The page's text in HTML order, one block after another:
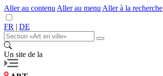
Aller au contenu Aller au menu Aller à la recherche
FR | DE
Un site de la